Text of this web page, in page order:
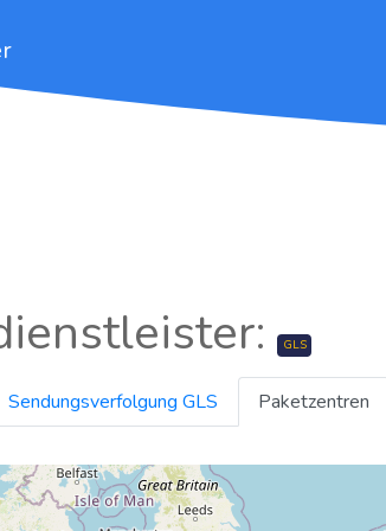
GLS
Sendungsverfolgung GLS Paketzentren